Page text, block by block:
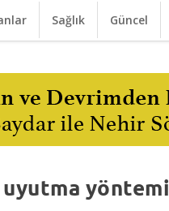
Sağlık Güncel
uyutma yöntemi